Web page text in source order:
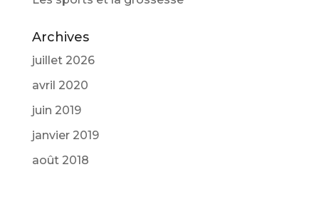
Archives
juillet 2026
avril 2020
juin 2019
janvier 2019
août 2018